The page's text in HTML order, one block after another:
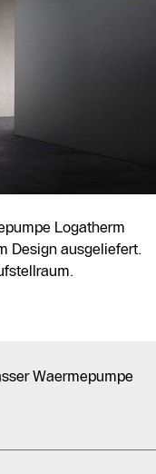
Logatherm
Design ausgeliefert.
Waermepumpe